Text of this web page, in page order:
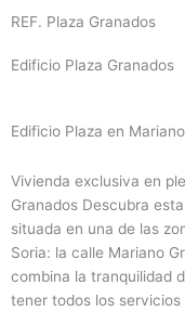
REF. Plaza Granados
Edificio Plaza Granados
Edificio Plaza en
Vivienda exclusiva en
Granados Descubra
situada en una de las
Soria: la calle Mariano
combina la tranquilidad
tener todos los servicios